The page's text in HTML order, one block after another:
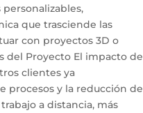
que trasciende las
con proyectos 3D o
del Proyecto El impacto de
clientes ya
procesos y la reducción de
a distancia, más